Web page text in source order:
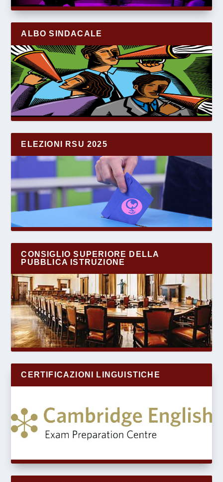
ALBO SINDACALE
ELEZIONI RSU 2025
CONSIGLIO SUPERIORE DELLA
PUBBLICA ISTRUZIONE
CERTIFICAZIONI LINGUISTICHE